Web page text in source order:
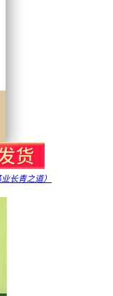
长青之道）